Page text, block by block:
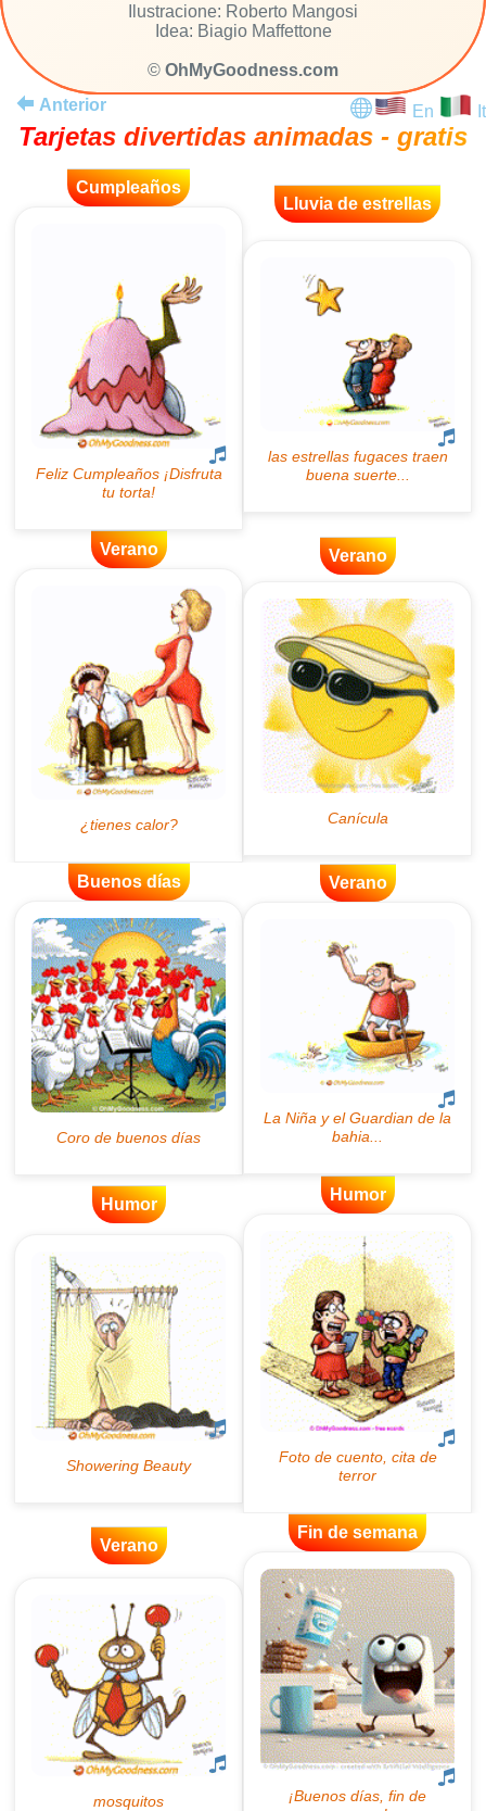
Ilustracione: Roberto Mangosi
Idea: Biagio Maffettone
© OhMyGoodness.com
Anterior
En It
Tarjetas divertidas animadas - gratis
Cumpleaños
Lluvia de estrellas
Verano Verano
Buenos días Verano
Humor
Humor
Verano
Fin de semana